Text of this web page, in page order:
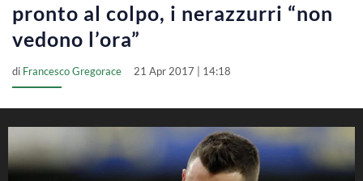
pronto al colpo, i nerazzurri “non
vedono l’ora”
di Francesco Gregorace 21 Apr 2017 | 14:18